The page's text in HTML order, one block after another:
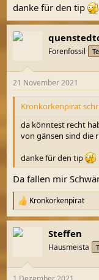
danke für den tip
Forenfossil
21 November 2021
Kronkorkenpirat
da könntest recht
von gänsen sind die
danke für den tip
Da fallen mir
R
e
a
k
Kronkorkenpirat
Steffen
Hausmeista